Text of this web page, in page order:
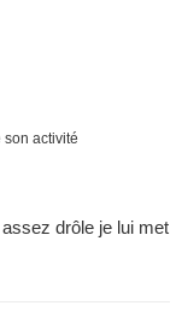
son activité
drôle je lui met